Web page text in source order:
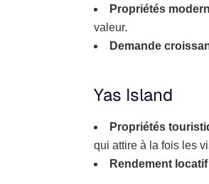
Propriétés
valeur.
Demande
Yas Island
Propriétés
qui attire à la fois les
Rendement